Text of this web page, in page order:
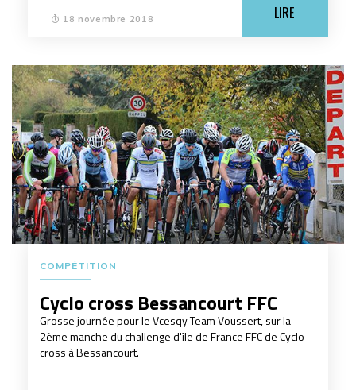
18 novembre 2018 LIRE
COMPÉTITION
Cyclo cross Bessancourt FFC
Grosse journée pour le Vcesqy Team Voussert, sur la
2ème manche du challenge d'île de France FFC de Cyclo
cross à Bessancourt.